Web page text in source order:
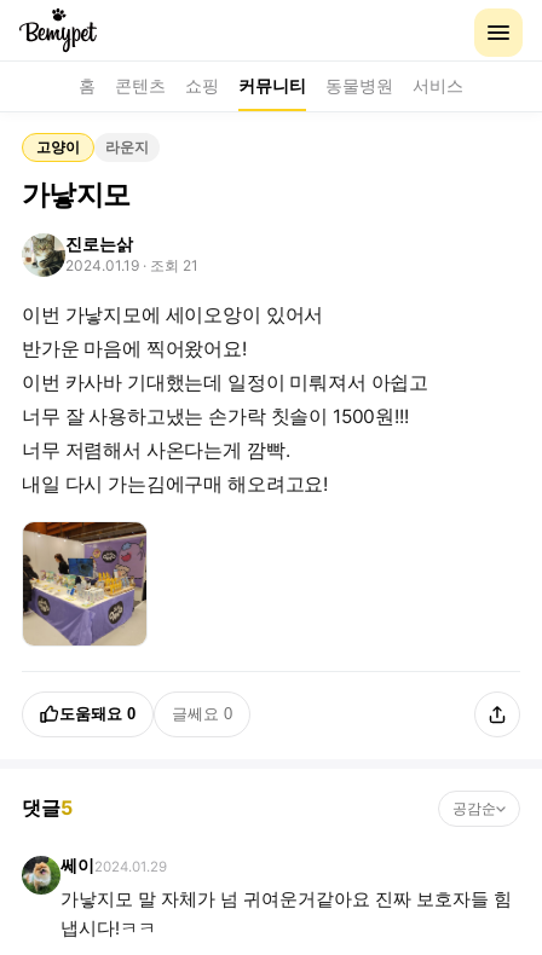
홈 콘텐츠 쇼핑 커뮤니티 동물병원 서비스
고양이 라운지
가낳지모
진로는삵
2024.01.19 · 조회 21
이번 가낳지모에 세이오앙이 있어서
반가운 마음에 찍어왔어요!
이번 카사바 기대했는데 일정이 미뤄져서 아쉽고
너무 잘 사용하고냈는 손가락 칫솔이 1500원!!!
너무 저렴해서 사온다는게 깜빡.
내일 다시 가는김에구매 해오려고요!
도움돼요 0 글쎄요 0
댓글5 공감순
쎄이 2024.01.29
가낳지모 말 자체가 넘 귀여운거같아요 진짜 보호자들 힘
냅시다!ㅋㅋ